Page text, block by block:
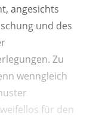
angesichts
und des
Zu
wenngleich
für den